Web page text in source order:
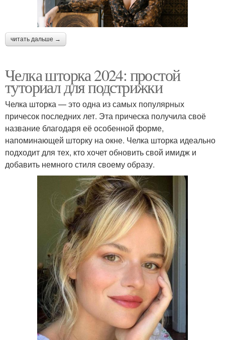
стрижки
выстригами
читать дальше →
Челка шторка 2024: простой
туториал для подстрижки
Челка шторка — это одна из самых популярных
причесок последних лет. Эта прическа получила своё
название благодаря её особенной форме,
напоминающей шторку на окне. Челка шторка идеально
подходит для тех, кто хочет обновить свой имидж и
добавить немного стиля своему образу.